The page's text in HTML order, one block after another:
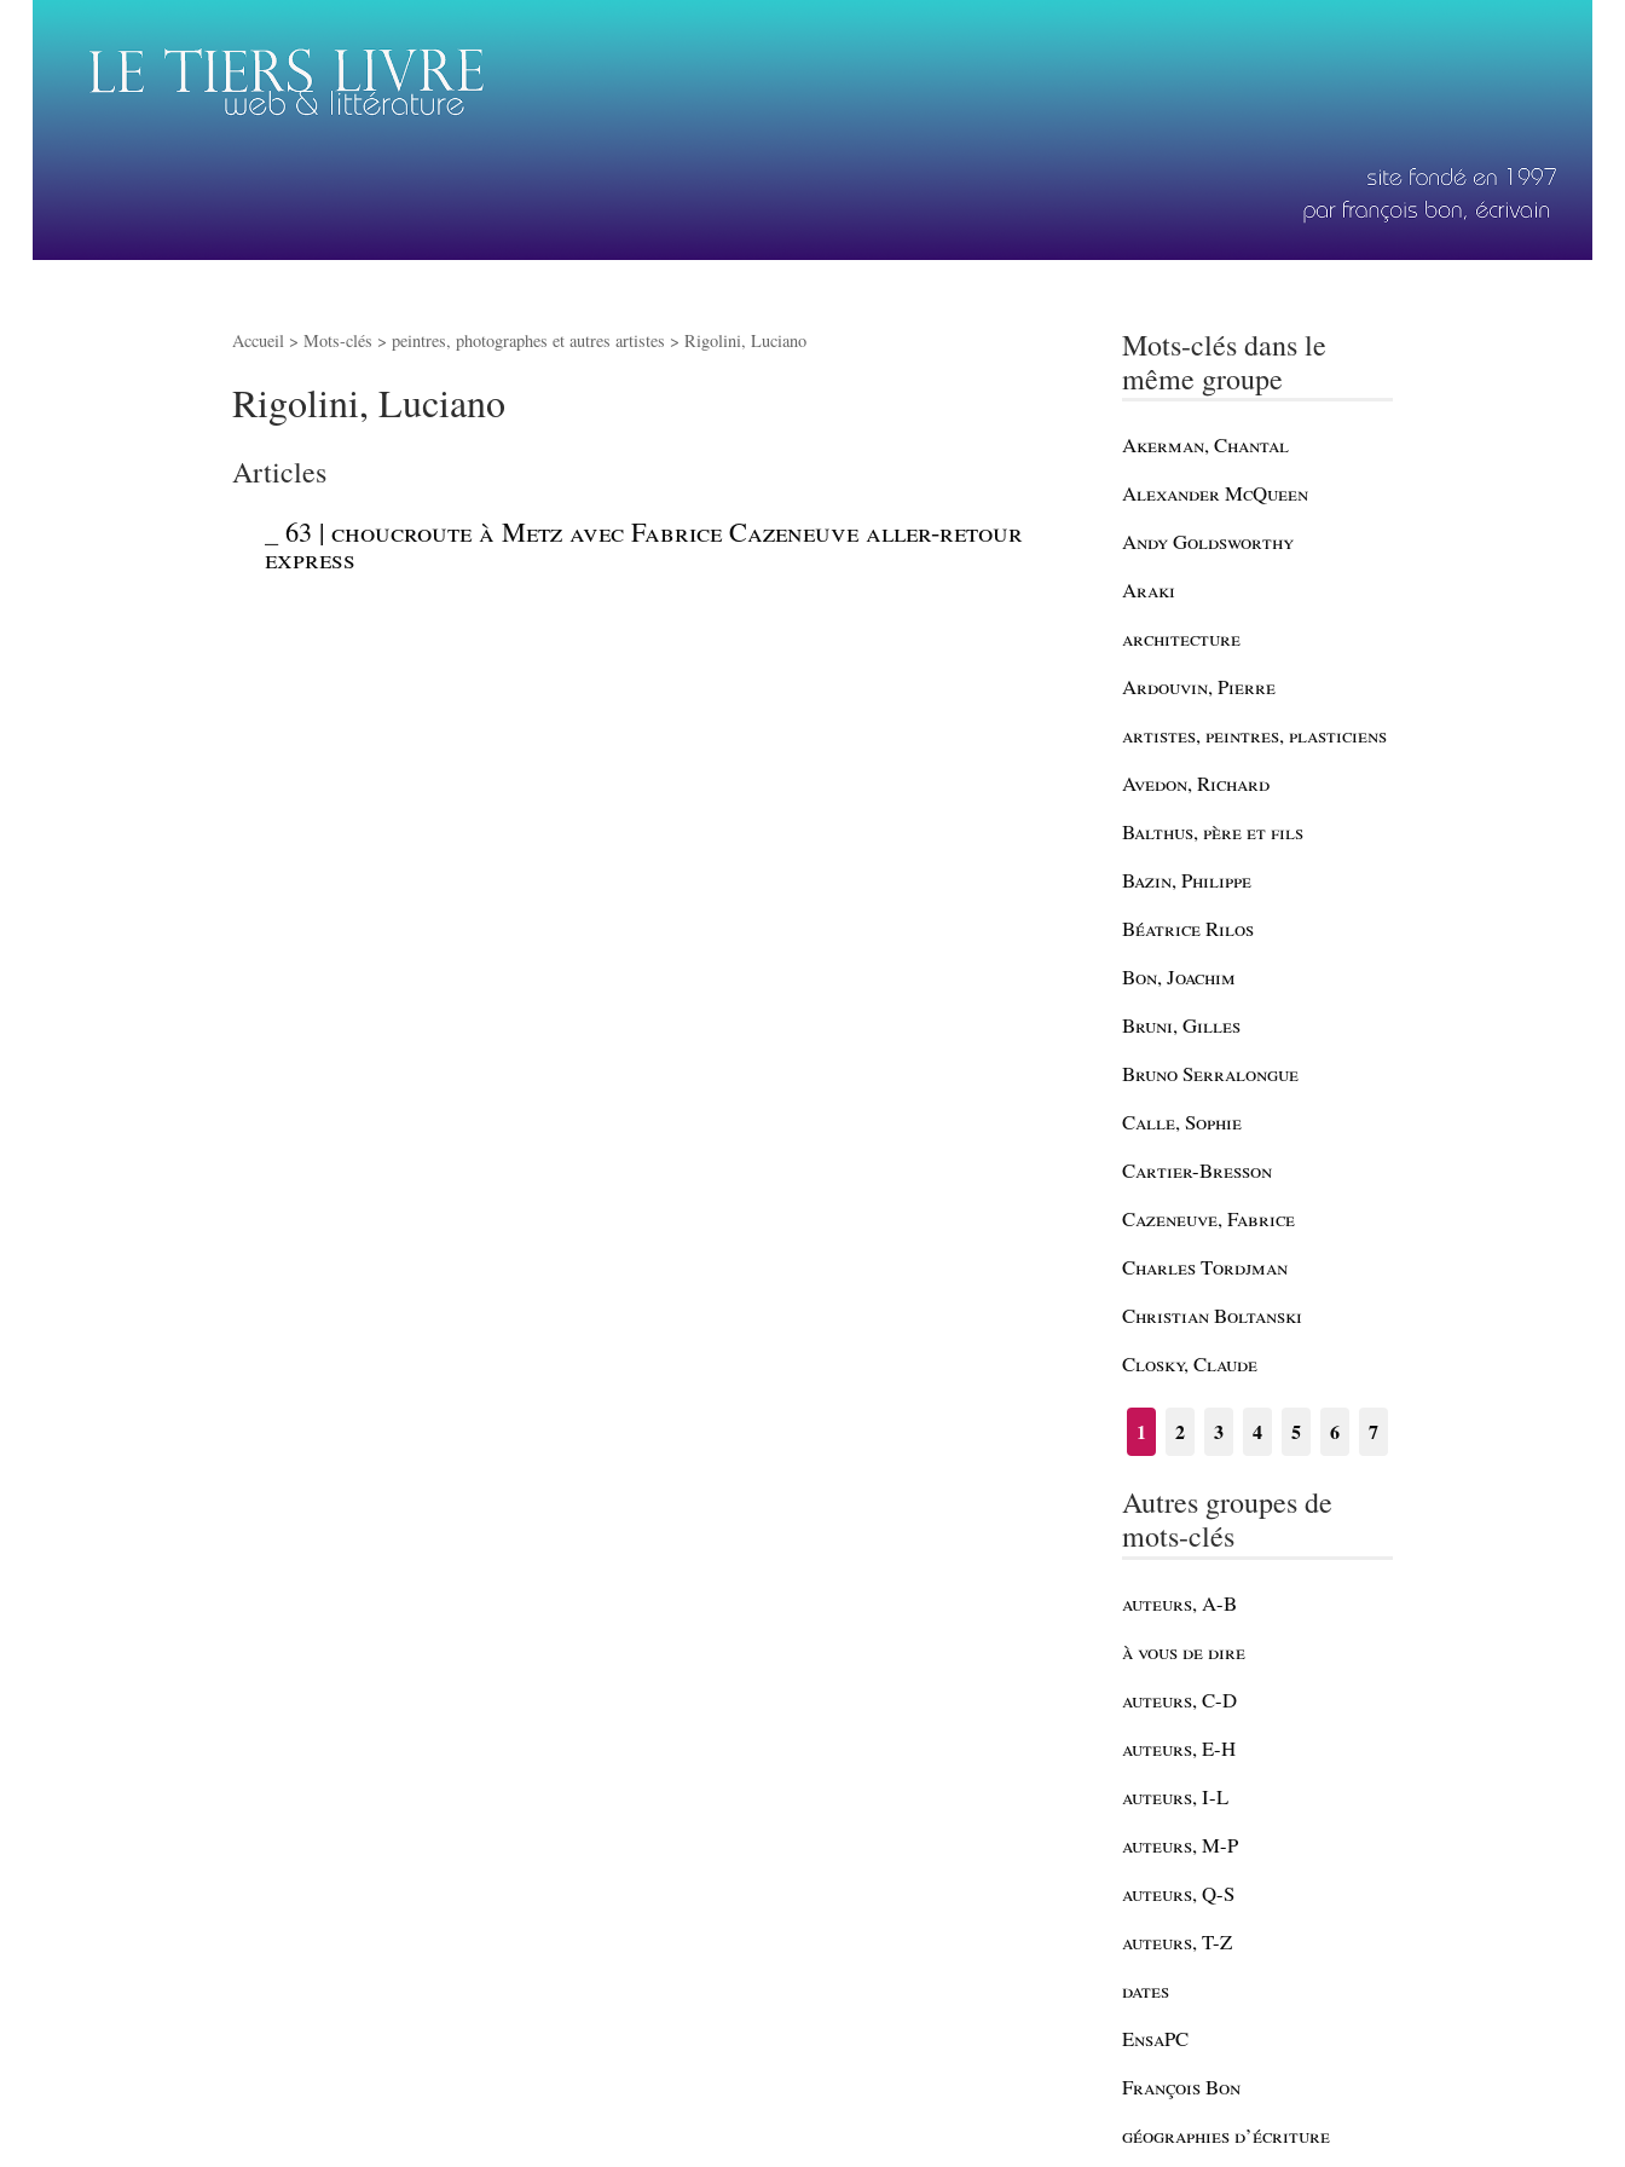
Accueil > Mots-clés > peintres, photographes et autres artistes > Rigolini, Luciano
Rigolini, Luciano
Articles
63 | choucroute à Metz avec Fabrice Cazeneuve aller-retour
express
Mots-clés dans le
même groupe
Akerman, Chantal
Alexander McQueen
Andy Goldsworthy
Araki
architecture
Ardouvin, Pierre
artistes, peintres, plasticiens
Avedon, Richard
Balthus, père et fils
Bazin, Philippe
Béatrice Rilos
Bon, Joachim
Bruni, Gilles
Bruno Serralongue
Calle, Sophie
Cartier-Bresson
Cazeneuve, Fabrice
Charles Tordjman
Christian Boltanski
Closky, Claude
1 2 3 4 5 6 7
Autres groupes de
mots-clés
auteurs, A-B
à vous de dire
auteurs, C-D
auteurs, E-H
auteurs, I-L
auteurs, M-P
auteurs, Q-S
auteurs, T-Z
dates
EnsaPC
François Bon
géographies d’écriture